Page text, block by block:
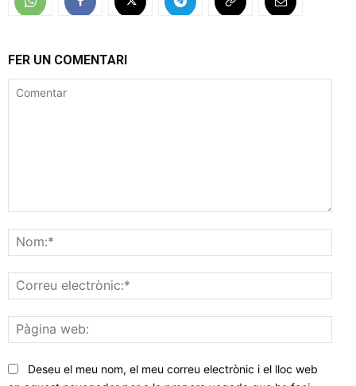
FER UN COMENTARI
web:
Deseu el meu nom, el meu correu electrònic i el lloc web